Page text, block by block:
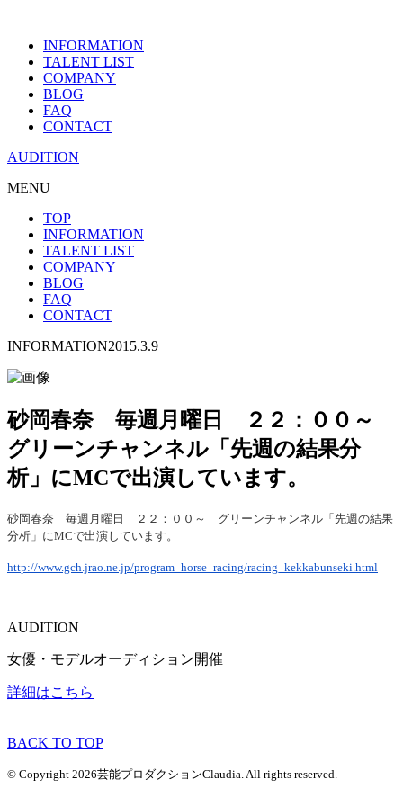
INFORMATION
TALENT LIST
COMPANY
BLOG
FAQ
CONTACT
AUDITION
MENU
TOP
INFORMATION
TALENT LIST
COMPANY
BLOG
FAQ
CONTACT
INFORMATION2015.3.9
砂岡春奈 毎週月曜日 ２２：００～
グリーンチャンネル「先週の結果分
析」にMCで出演しています。
砂岡春奈 毎週月曜日 ２２：００～ グリーンチャンネル「先週の結果
分析」にMCで出演しています。
http://www.gch.jrao.ne.jp/program_horse_racing/racing_kekkabunseki.html
AUDITION
女優・モデルオーディション開催
詳細はこちら
BACK TO TOP
© Copyright 2026芸能プロダクションClaudia. All rights reserved.